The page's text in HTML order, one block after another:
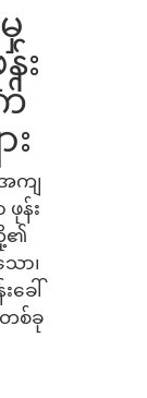
း
ကျ
ဖုန်း
၏
ာ၊
ေါ်
စ်ခု